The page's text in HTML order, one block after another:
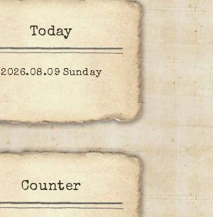
Today
2026.08.09 Sunday
Counter